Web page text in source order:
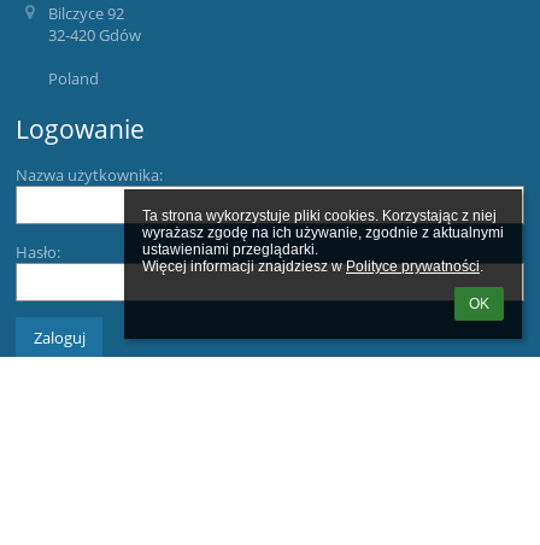
Ta strona wykorzystuje pliki cookies. Korzystając z niej
wyrażasz zgodę na ich używanie, zgodnie z aktualnymi
ustawieniami przeglądarki.
Więcej informacji znajdziesz w Polityce prywatności.
OK
Bilczyce 92
32-420 Gdów
Poland
Logowanie
Nazwa użytkownika:
Hasło: